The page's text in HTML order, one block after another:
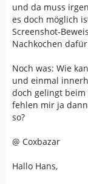
und da muss
es doch möglich
Screenshot-
Nachkochen
Noch was: Wie
und einmal
doch gelingt
fehlen mir ja
so?
@ Coxbazar
Hallo Hans,